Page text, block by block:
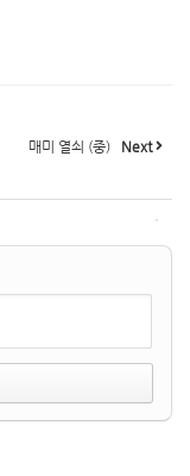
매미 열쇠 (중) Next